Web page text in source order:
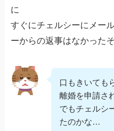
に
すぐにチェルシーにメー
ーからの返事はなかったそ
口もきいても
離婚を申請さ
でもチェルシ
たのかな…